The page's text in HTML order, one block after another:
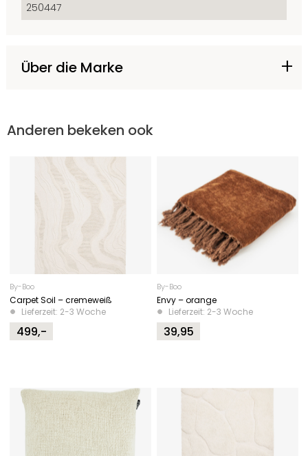
250447
Über die Marke
Anderen bekeken ook
By-Boo
Carpet Soil – cremeweiß
Lieferzeit: 2-3 Woche
499,-
By-Boo
Envy – orange
Lieferzeit: 2-3 Woche
39,95